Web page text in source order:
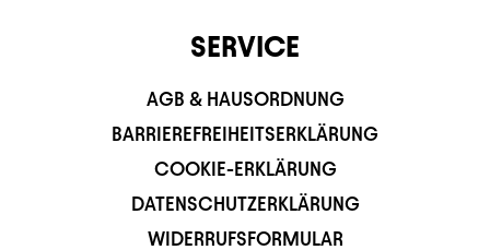
SERVICE
AGB & HAUSORDNUNG
BARRIEREFREIHEITSERKLÄRUNG
COOKIE-ERKLÄRUNG
DATENSCHUTZERKLÄRUNG
WIDERRUFSFORMULAR